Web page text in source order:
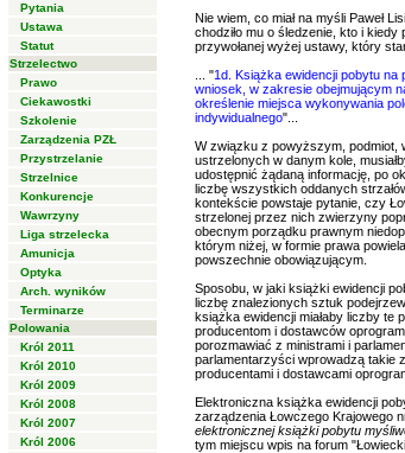
Pytania
Ustawa
Statut
Strzelectwo
Prawo
Ciekawostki
Szkolenie
Zarządzenia PZŁ
Przystrzelanie
Strzelnice
Konkurencje
Wawrzyny
Liga strzelecka
Amunicja
Optyka
Arch. wyników
Terminarze
Polowania
Król 2011
Król 2010
Król 2009
Król 2008
Król 2007
Król 2006
Nie wiem, co miał na myśli Paweł
chodziło mu o śledzenie, kto i
przywołanej wyżej ustawy, który
... "1d. Książka ewidencji pobytu
wniosek, w zakresie obejmującym
określenie miejsca wykonywania
indywidualnego"...
W związku z powyższym, podmiot,
ustrzelonych w danym kole,
udostępnić żądaną informację, po
liczbę wszystkich oddanych
kontekście powstaje pytanie, czy
strzelonej przez nich zwierzyny
obecnym porządku prawnym
którym niżej, w formie prawa
powszechnie obowiązującym.
Sposobu, w jaki książki ewidencji
liczbę znalezionych sztuk
książka ewidencji miałaby liczby te
producentom i dostawców
porozmawiać z ministrami i
parlamentarzyści wprowadzą takie
producentami i dostawcami
Elektroniczna książka ewidencji
zarządzenia Łowczego Krajowego
elektronicznej książki pobytu
tym miejscu wpis na forum